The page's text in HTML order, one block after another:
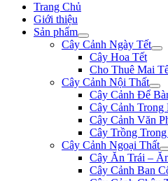
Trang Chủ
Giới thiệu
Sản phẩm
Cây Cảnh Ngày Tết
Cây Hoa Tết
Cho Thuê Mai
Cây Cảnh Nội Thất
Cây Cảnh Để
Cây Cảnh Trong
Cây Cảnh Văn
Cây Trồng
Cây Cảnh Ngoại Thất
Cây Ăn Trái –
Cây Cảnh Ban